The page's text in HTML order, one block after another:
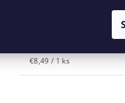
,
€8,49 / 1 ks